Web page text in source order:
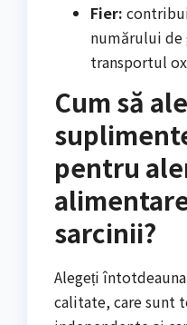
Fier:
numărului
transportul
Cum să
pentru
sarcinii?
Alegeți
calitate, care sunt